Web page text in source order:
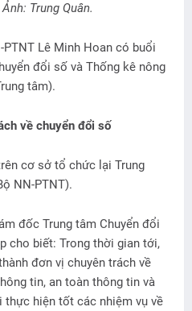
Trung Quân.
Lê Minh Hoan có buổi
đổi số và Thống kê nông
tâm).
về chuyển đổi số
cơ sở tổ chức lại Trung
NN-PTNT).
đốc Trung tâm Chuyển đổi
cho biết: Trong thời gian tới,
đơn vị chuyên trách về
tin, an toàn thông tin và
hiện tốt các nhiệm vụ về